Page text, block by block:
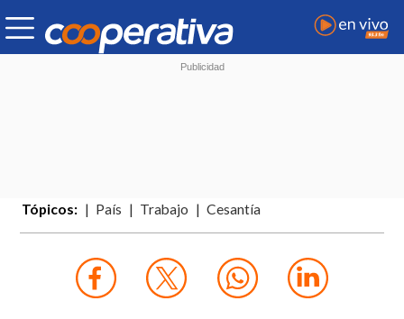
Tópicos: País Trabajo Cesantía